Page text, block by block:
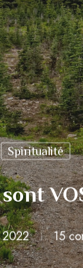
Spiritualité
15